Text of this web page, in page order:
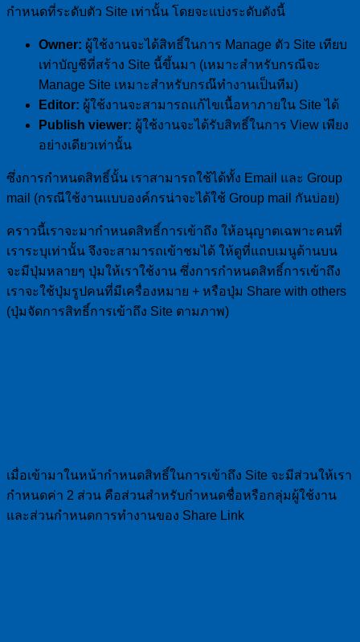
กำหนดที่ระดับตัว Site เท่านั้น โดยจะแบ่งระดับดังนี้
Owner: ผู้ใช้งานจะได้สิทธิ์ในการ Manage ตัว Site เทียบ
เท่าบัญชีที่สร้าง Site นี้ขึ้นมา (เหมาะสำหรับกรณีจะ
Manage Site เหมาะสำหรับกรณ๊ทำงานเป็นทีม)
Editor: ผู้ใช้งานจะสามารถแก้ไขเนื้อหาภายใน Site ได้
Publish viewer: ผู้ใช้งานจะได้รับสิทธิ์ในการ View เพียง
อย่างเดียวเท่านั้น
ซึ่งการกำหนดสิทธิ์นั้น เราสามารถใช้ได้ทั้ง Email และ Group
mail (กรณีใช้งานแบบองค์กรน่าจะได้ใช้ Group mail กันบ่อย)
คราวนี้เราจะมากำหนดสิทธิ์การเข้าถึง ให้อนุญาตเฉพาะคนที่
เราระบุเท่านั้น จึงจะสามารถเข้าชมได้ ให้ดูที่แถบเมนูด้านบน
จะมีปุ่มหลายๆ ปุ่มให้เราใช้งาน ซึ่งการกำหนดสิทธิ์การเข้าถึง
เราจะใช้ปุ่มรูปคนที่มีเครื่องหมาย + หรือปุ่ม Share with others
(ปุ่มจัดการสิทธิ์การเข้าถึง Site ตามภาพ)
เมื่อเข้ามาในหน้ากำหนดสิทธิ์ในการเข้าถึง Site จะมีส่วนให้เรา
กำหนดค่า 2 ส่วน คือส่วนสำหรับกำหนดชื่อหรือกลุ่มผู้ใช้งาน
และส่วนกำหนดการทำงานของ Share Link